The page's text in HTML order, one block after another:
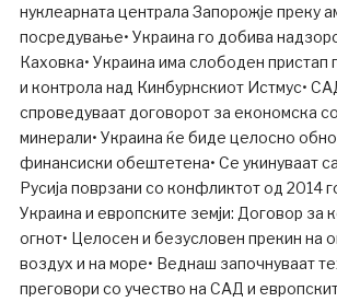
нуклеарната централа Запорожје преку
посредување• Украина го добива
Каховка• Украина има слободен пристап
и контрола над Кинбурнскиот Истмус•
спроведуваат договорот за економска
минерали• Украина ќе биде целосно
финансиски обештетена• Се укинуваат
Русија поврзани со конфликтот од 2014
Украина и европските земји: Договор за
огнот• Целосен и безусловен прекин на
воздух и на море• Веднаш започнуваат
преговори со учество на САД и